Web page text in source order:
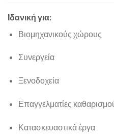
Ιδανική για:
Βιομηχανικούς χώρους
Συνεργεία
Ξενοδοχεία
Επαγγελματίες
Κατασκευαστικά έργα